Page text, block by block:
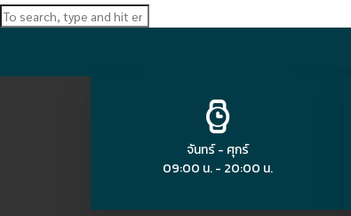
จันทร์ - ศุกร์
09:00 น. - 20:00 น.